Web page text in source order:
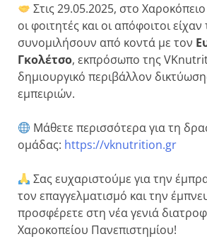
Στις 29.05.2025, στο
οι φοιτητές και οι απόφοιτοι
συνομιλήσουν από κοντά με τον
Γκολέτσο, εκπρόσωπο της
δημιουργικό περιβάλλον
εμπειριών.
Μάθετε περισσότερα για τη
ομάδας: https://vknutrition.gr
Σας ευχαριστούμε για την
τον επαγγελματισμό και την
προσφέρετε στη νέα γενιά
Χαροκοπείου Πανεπιστημίου!